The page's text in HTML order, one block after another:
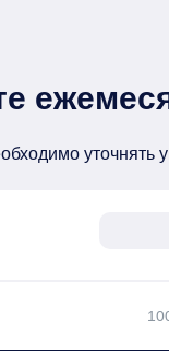
уточнять